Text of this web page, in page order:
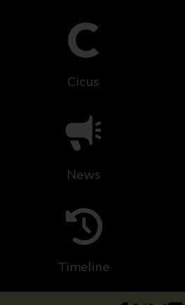
Cicus
News
Timeline